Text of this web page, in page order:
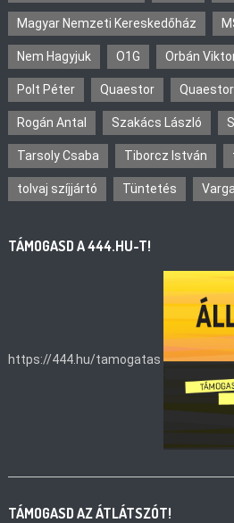
Magyar Nemzeti Kereskedőház
Nem Hagyjuk O1G Orbán
Polt Péter Quaestor
Rogán Antal Szakács László
Tarsoly Csaba Tiborcz István
tolvaj szíjjártó Tüntetés
TÁMOGASD A 444.HU-T!
https://444.hu/tamogatas
TÁMOGASD AZ ÁTLÁTSZÓT!